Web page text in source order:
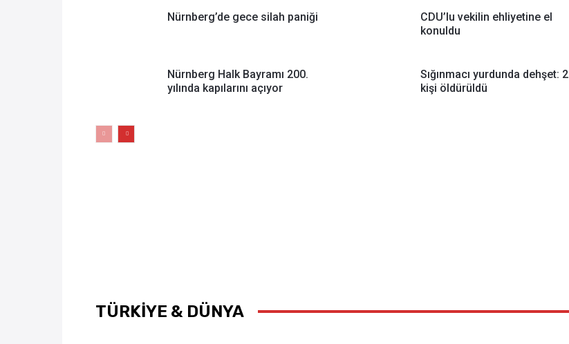
Nürnberg’de gece silah paniği
CDU’lu vekilin ehliyetine el
konuldu
Nürnberg Halk Bayramı 200.
yılında kapılarını açıyor
Sığınmacı yurdunda dehşet: 2
kişi öldürüldü
TÜRKİYE & DÜNYA